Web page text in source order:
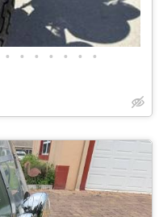
• • • • • • •